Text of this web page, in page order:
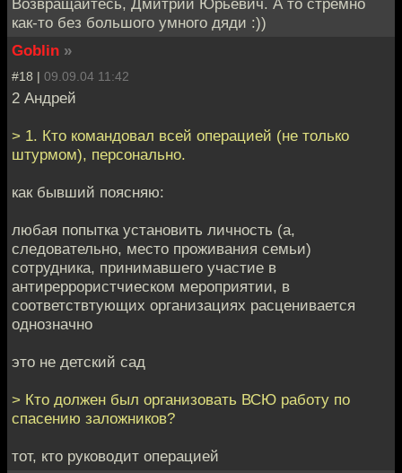
Возвращайтесь, Дмитрий Юрьевич. А то стремно
как-то без большого умного дяди :))
Goblin »
#18 | 09.09.04 11:42
2 Андрей
> 1. Кто командовал всей операцией (не только
штурмом), персонально.
как бывший поясняю:
любая попытка установить личность (а,
следовательно, место проживания семьи)
сотрудника, принимавшего участие в
антиреррористчиеском мероприятии, в
соответствтующих организациях расценивается
однозначно
это не детский сад
> Кто должен был организовать ВСЮ работу по
спасению заложников?
тот, кто руководит операцией